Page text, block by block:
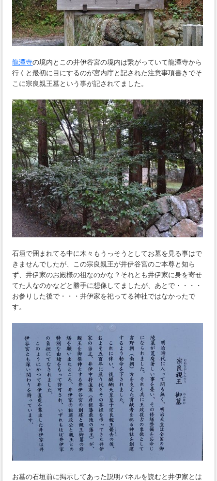
龍潭寺の境内とこの井伊谷宮の境内は繋がっていて龍潭寺から
行くと最初に目にするのが宮内庁と記された注意事項書きでそ
こに宗良親王墓という事が記されてました。
石垣で囲まれてる中に木々もうっそうとしてお墓を見る事はで
きませんでしたが、この宗良親王が井伊谷宮のご本尊と知ら
ず、井伊家のお殿様の祖なのかな？それとも井伊家に身を寄せ
てた人なのかなどと勝手に想像してましたが、あとで・・・・
お参りした後で・・・井伊家を祀ってる神社ではなかったで
す。
お墓の石垣前に掲示してあった説明パネルを読むと井伊家とは